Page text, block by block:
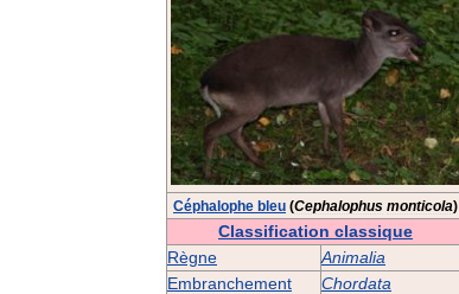
Céphalophe bleu (Cephalophus monticola)
Classification classique
Règne
Animalia
Embranchement
Chordata